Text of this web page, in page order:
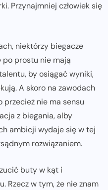
Przynajmniej człowiek się
niektórzy biegacze
po prostu nie mają
by osiągać wyniki,
A skoro na zawodach
przecież nie ma sensu
z biegania, alby
ambicji wydaje się w tej
rozwiązaniem.
buty w kąt i
Rzecz w tym, że nie znam